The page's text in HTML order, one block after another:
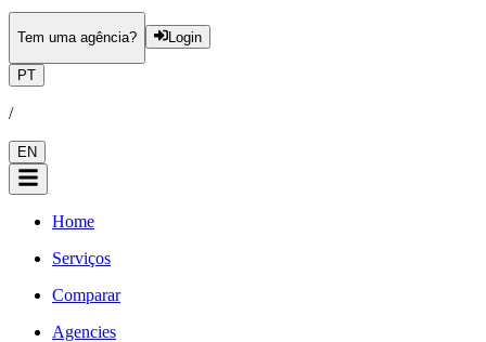
Tem uma agência? Login
PT
/
EN
Home
Serviços
Comparar
Agencies